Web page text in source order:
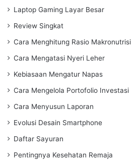
Laptop Gaming Layar Besar
Review Singkat
Cara Menghitung Rasio Makronutrisi
Cara Mengatasi Nyeri Leher
Kebiasaan Mengatur Napas
Cara Mengelola Portofolio Investasi
Cara Menyusun Laporan
Evolusi Desain Smartphone
Daftar Sayuran
Pentingnya Kesehatan Remaja